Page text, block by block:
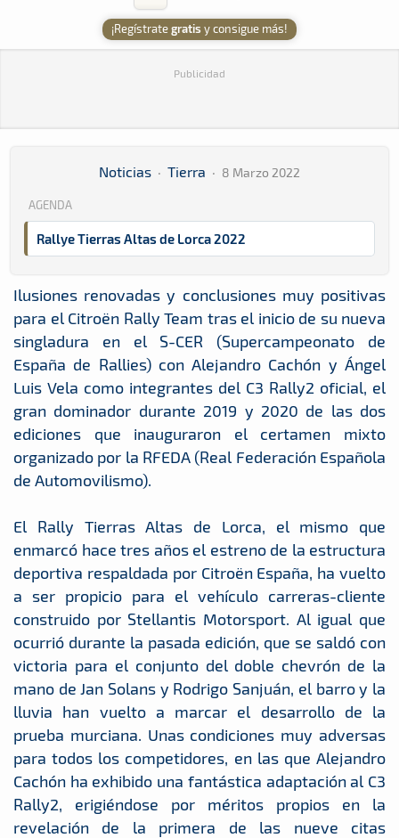
¡Regístrategratis y consigue más!
Publicidad
Noticias · Tierra · 8 Marzo 2022
AGENDA
Rallye Tierras Altas de Lorca 2022
Ilusiones renovadas y conclusiones muy positivas
para el Citroën Rally Team tras el inicio de su nueva
singladura en el S-CER (Supercampeonato de
España de Rallies) con Alejandro Cachón y Ángel
Luis Vela como integrantes del C3 Rally2 oficial, el
gran dominador durante 2019 y 2020 de las dos
ediciones que inauguraron el certamen mixto
organizado por la RFEDA (Real Federación Española
de Automovilismo).
El Rally Tierras Altas de Lorca, el mismo que
enmarcó hace tres años el estreno de la estructura
deportiva respaldada por Citroën España, ha vuelto
a ser propicio para el vehículo carreras-cliente
construido por Stellantis Motorsport. Al igual que
ocurrió durante la pasada edición, que se saldó con
victoria para el conjunto del doble chevrón de la
mano de Jan Solans y Rodrigo Sanjuán, el barro y la
lluvia han vuelto a marcar el desarrollo de la
prueba murciana. Unas condiciones muy adversas
para todos los competidores, en las que Alejandro
Cachón ha exhibido una fantástica adaptación al C3
Rally2, erigiéndose por méritos propios en la
revelación de la primera de las nueve citas